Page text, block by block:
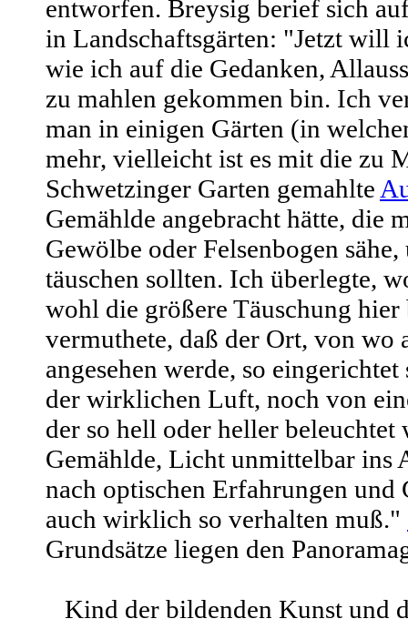
entworfen. Breysig berief sich
in Landschaftsgärten: "Jetzt will
wie ich auf die Gedanken,
zu mahlen gekommen bin. Ich
man in einigen Gärten (in
mehr, vielleicht ist es mit die zu
Schwetzinger Garten gemahlte
Gemählde angebracht hätte, die
Gewölbe oder Felsenbogen
täuschen sollten. Ich überlegte,
wohl die größere Täuschung
vermuthete, daß der Ort, von wo
angesehen werde, so eingerichtet
der wirklichen Luft, noch von
der so hell oder heller beleuchtet
Gemählde, Licht unmittelbar ins
nach optischen Erfahrungen und
auch wirklich so verhalten muß."
Grundsätze liegen den
Kind der bildenden Kunst und